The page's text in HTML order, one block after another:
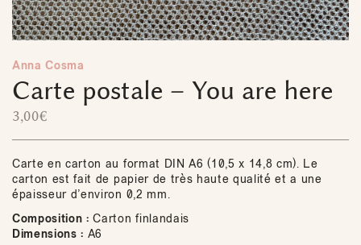
Anna Cosma
Carte postale – You are here
3,00€
Carte en carton au format DIN A6 (10,5 x 14,8 cm). Le
carton est fait de papier de très haute qualité et a une
épaisseur d’environ 0,2 mm.
Composition : Carton finlandais
Dimensions : A6